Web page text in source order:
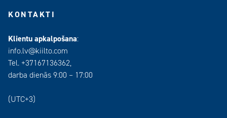
KONTAKTI
Klientu apkalpošana:
info.lv@kiilto.com
Tel. +37167136362,
darba dienās 9:00 – 17:00
(UTC+3)